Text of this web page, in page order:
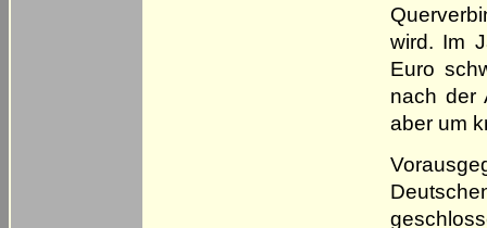
wird. Im
Euro
nach der
aber um